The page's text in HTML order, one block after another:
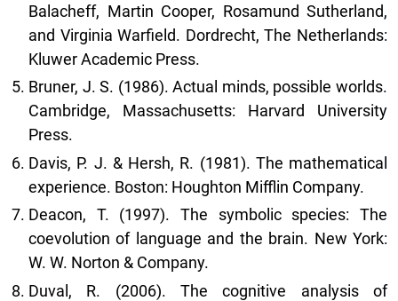
Balacheff, Martin Cooper, Rosamund Sutherland,
and Virginia Warfield. Dordrecht, The Netherlands:
Kluwer Academic Press.
Bruner, J. S. (1986). Actual minds, possible worlds.
Cambridge, Massachusetts: Harvard University
Press.
Davis, P. J. & Hersh, R. (1981). The mathematical
experience. Boston: Houghton Mifflin Company.
Deacon, T. (1997). The symbolic species: The
coevolution of language and the brain. New York:
W. W. Norton & Company.
Duval, R. (2006). The cognitive analysis of